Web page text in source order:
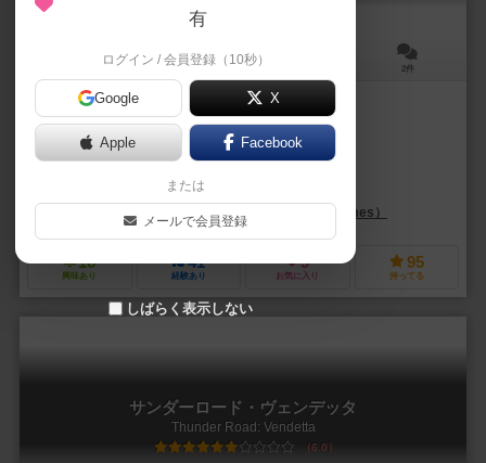
20～60分 2件
作品説明文の編集者を募集中
ジェイソン・ヘイガー（Jason Hager）
ダレン・レックナー（
JJアリソサ（JJ Ariosa）
リストアレーション・ゲームズ（Restoration Games）
16
興味あり
41
経験あり
9
お気に入り
95
持ってる
サンダーロード・ヴェンデッタ
Thunder Road: Vendetta
6.0
有
ログイン / 会員登録（10秒）
Google X
Apple Facebook
または
メールで会員登録
しばらく表示しない